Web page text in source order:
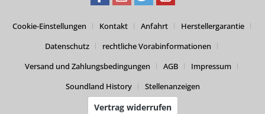
Cookie-Einstellungen Kontakt Anfahrt
Herstellergarantie
Datenschutz
rechtliche Vorabinformationen
Versand und Zahlungsbedingungen
AGB
Impressum
Soundland History
Stellenanzeigen
Vertrag widerrufen